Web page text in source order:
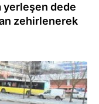
yerleşen dede
zehirlenerek